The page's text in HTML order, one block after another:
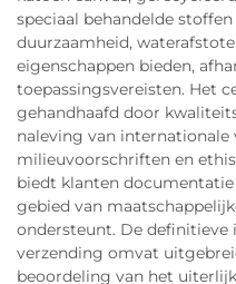
speciaal behandelde
duurzaamheid,
eigenschappen bieden,
toepassingsvereisten. Het
gehandhaafd door
naleving van
milieuvoorschriften en
biedt klanten
gebied van
ondersteunt. De definitieve
verzending omvat
beoordeling van het